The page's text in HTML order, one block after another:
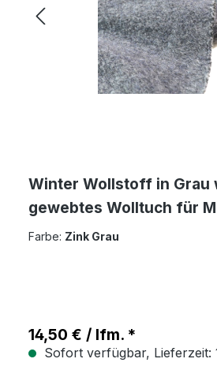
Winter Wollstoff in Grau
gewebtes Wolltuch für
Sakko
Farbe: Zink Grau
14,50 € / lfm. *
Sofort verfügbar, Lieferzeit: